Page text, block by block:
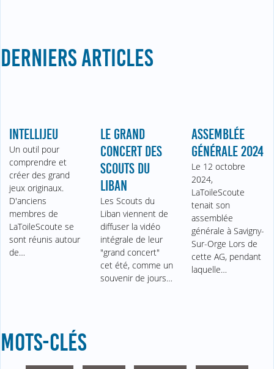
DERNIERS ARTICLES
INTELLIJEU
Un outil pour
comprendre et
créer des grand
jeux originaux.
D'anciens
membres de
LaToileScoute se
sont réunis autour
de…
LE GRAND
CONCERT DES
SCOUTS DU
LIBAN
Les Scouts du
Liban viennent de
diffuser la vidéo
intégrale de leur
"grand concert"
cet été, comme un
souvenir de jours…
ASSEMBLÉE
GÉNÉRALE 2024
Le 12 octobre
2024,
LaToileScoute
tenait son
assemblée
générale à Savigny-
Sur-Orge Lors de
cette AG, pendant
laquelle…
MOTS-CLÉS